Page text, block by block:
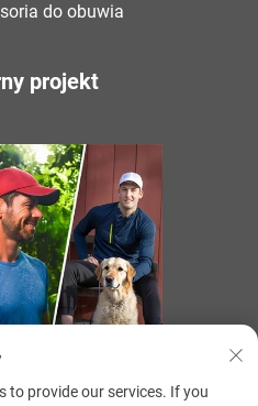
do obuwia
projekt
to provide our services. If you